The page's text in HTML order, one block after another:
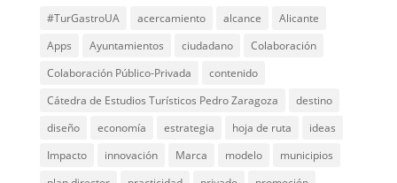
#TurGastroUA acercamiento alcance
Alicante
Apps
Ayuntamientos ciudadano
Colaboración
Colaboración Público-Privada
contenido
Cátedra de Estudios Turísticos Pedro Zaragoza
destino
diseño
economía estrategia hoja de ruta
ideas
Impacto
innovación Marca modelo
municipios